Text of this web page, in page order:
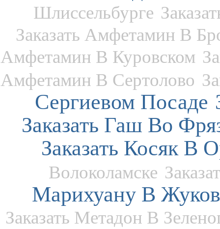
Шлиссельбурге
Заказать Амфетамин В
Амфетамин В Куровском
Амфетамин В Сертолово
Сергиевом Посаде
Заказать Гаш Во
Заказать Косяк В
Волоколамске
Марихуану В
Заказать Метадон В